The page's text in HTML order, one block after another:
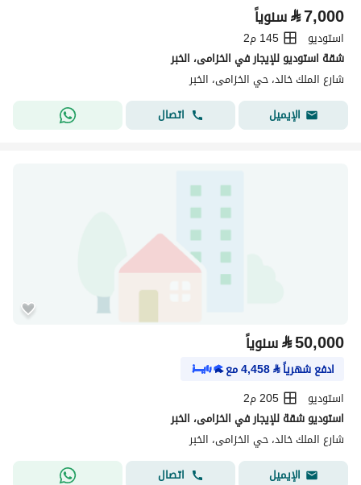
⃁7,000 سنوياً
استوديو
145 م2
شقة استوديو للإيجار في الخزامى، الخبر
شارع الملك خالد، حي الخزامى، الخبر
الإيميل
اتصال
⃁50,000 سنوياً
ادفع شهرياً⃁
4,458مع
استوديو
205 م2
استوديو شقة للإيجار في الخزامى، الخبر
شارع الملك خالد، حي الخزامى، الخبر
الإيميل
اتصال